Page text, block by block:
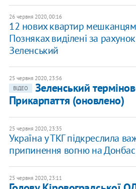
26 червня 2020, 00:16
12 нових квартир
Позняках виділені за
Зеленський
25 червня 2020, 23:56
ВІДЕО
Зеленський
Прикарпаття (оновлено)
25 червня 2020, 23:35
Україна у ТКГ підкреслила
припинення вогню на
25 червня 2020, 23:11